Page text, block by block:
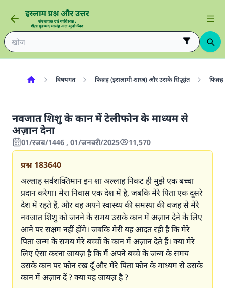
विषयगत फिक़्ह (इसलामी शास्त्र) और उसके सिद्धांत फिक़्ह
नवजात शिशु के कान में टेलीफोन के माध्यम से
अज़ान देना
01/रजब/1446 , 01/जनवरी/2025 11,570
प्रश्न 183640
अल्लाह सर्वशक्तिमान इन शा अल्लाह निकट ही मुझे एक बच्चा
प्रदान करेगा। मेरा निवास एक देश में है, जबकि मेरे पिता एक दूसरे
देश में रहते हैं, और वह अपने स्वास्थ्य की समस्या की वजह से मेरे
नवजात शिशु को जनने के समय उसके कान में अज़ान देने के लिए
आने पर सक्षम नहीं होंगे। जबकि मेरी यह आदत रही है कि मेरे
पिता जन्म के समय मेरे बच्चों के कान में अज़ान देते हैं। क्या मेरे
लिए ऐसा करना जायज़ है कि मैं अपने बच्चे के जन्म के समय
उसके कान पर फोन रख दूँ और मेरे पिता फोन के माध्यम से उसके
कान में अज़ान दें ? क्या यह जायज़ है ?